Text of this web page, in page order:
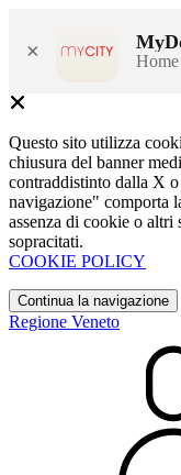
× Home
Questo sito utilizza
chiusura del banner
contraddistinto dalla X
navigazione" comporta
assenza di cookie o
sopracitati.
COOKIE POLICY
Continua la navigazione
Regione Veneto